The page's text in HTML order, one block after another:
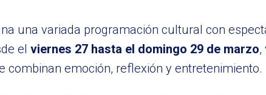
una variada programación cultural con
el viernes 27 hasta el domingo 29 de marzo,
emoción, reflexión y entretenimiento.